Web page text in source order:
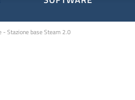
- Stazione base Steam 2.0